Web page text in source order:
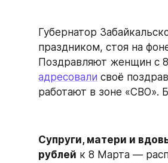
Губернатор
праздником, стоя на
адресовали своё
работают в зоне
Супруги, матери и
рублей к 8 Марта —